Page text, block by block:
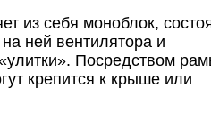
из себя моноблок,
ней вентилятора и
Посредством
крепится к крыше или